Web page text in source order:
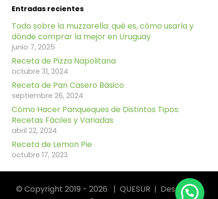
Entradas recientes
Todo sobre la muzzarella: qué es, cómo usarla y
dónde comprar la mejor en Uruguay
junio 7, 2025
Receta de Pizza Napolitana
octubre 31, 2024
Receta de Pan Casero Básico
septiembre 26, 2024
Cómo Hacer Panqueques de Distintos Tipos:
Recetas Fáciles y Variadas
abril 22, 2024
Receta de Lemon Pie
octubre 17, 2023
© Copyright 2019 - 2026 | QUESUR | Desarrollo: